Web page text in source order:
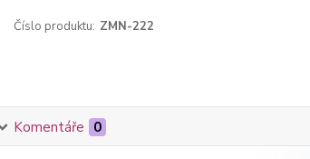
Číslo produktu: ZMN-222
Komentáře 0